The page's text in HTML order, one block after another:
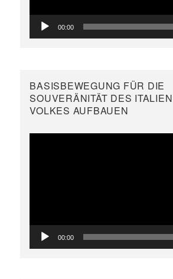
00:00
BASISBEWEGUNG FÜR DIE
SOUVERÄNITÄT DES
VOLKES AUFBAUEN
00:00